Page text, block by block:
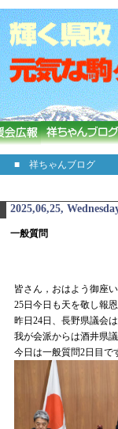
■ 祥ちゃんブログ
2025,06,25,
一般質問
皆さん，おはよう御座
25日今日も天を敬し報
昨日24日、長野県議会
我が会派からは酒井県
今日は一般質問2日目で